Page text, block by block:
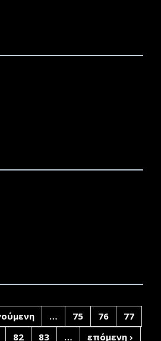
… 75 76
77
82 83 …
επόμενη ›